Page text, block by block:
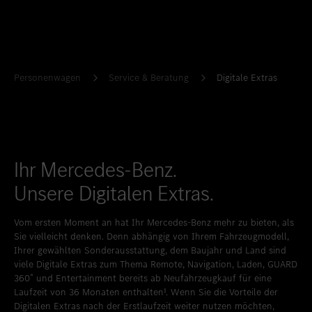
Standort favorisieren
Schlieren
Standort favorisieren
Schlieren Occasionen
Standort favorisieren
Stäfa
Standort favorisieren
Thun
Standort favorisieren
Vezia
Standort favorisieren
Winterthur
Personenwagen Service & Beratung Digitale Extras
Ihr Mercedes-Benz.
Unsere Digitalen Extras.
Vom ersten Moment an hat Ihr Mercedes-Benz mehr zu bieten, als
Sie vielleicht denken. Denn abhängig von Ihrem Fahrzeugmodell,
Ihrer gewählten Sonderausstattung, dem Baujahr und Land sind
viele Digitale Extras zum Thema Remote, Navigation, Laden, GUARD
360˚ und Entertainment bereits ab Neufahrzeugkauf für eine
Laufzeit von 36 Monaten enthalten¹. Wenn Sie die Vorteile der
Digitalen Extras nach der Erstlaufzeit weiter nutzen möchten,